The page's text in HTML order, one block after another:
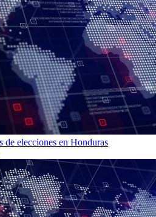
de elecciones en Honduras